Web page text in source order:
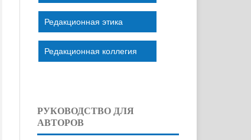
Редакционная этика
Редакционная коллегия
РУКОВОДСТВО ДЛЯ
АВТОРОВ